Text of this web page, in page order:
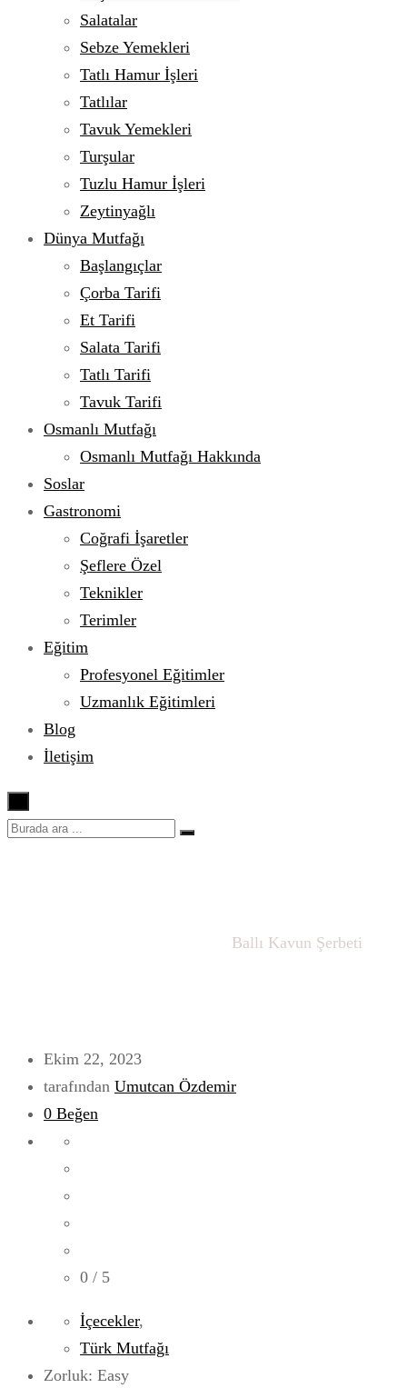
Salatalar
Sebze Yemekleri
Tatlı Hamur İşleri
Tatlılar
Tavuk Yemekleri
Turşular
Tuzlu Hamur İşleri
Zeytinyağlı
Dünya Mutfağı
Başlangıçlar
Çorba Tarifi
Et Tarifi
Salata Tarifi
Tatlı Tarifi
Tavuk Tarifi
Osmanlı Mutfağı
Osmanlı Mutfağı Hakkında
Soslar
Gastronomi
Coğrafi İşaretler
Şeflere Özel
Teknikler
Terimler
Eğitim
Profesyonel Eğitimler
Uzmanlık Eğitimleri
Blog
İletişim
Ballı Kavun Şerbeti
Ekim 22, 2023
tarafından Umutcan Özdemir
0 Beğen
0 / 5
İçecekler,
Türk Mutfağı
Zorluk: Easy